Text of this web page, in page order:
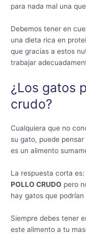
para nada mal una
Debemos tener en
una dieta rica en
que gracias a estos
trabajar
¿Los gatos
crudo?
Cualquiera que no
su gato, puede
es un alimento
La respuesta corta
POLLO CRUDO pero
hay gatos que
Siempre debes tener
este alimento a tu